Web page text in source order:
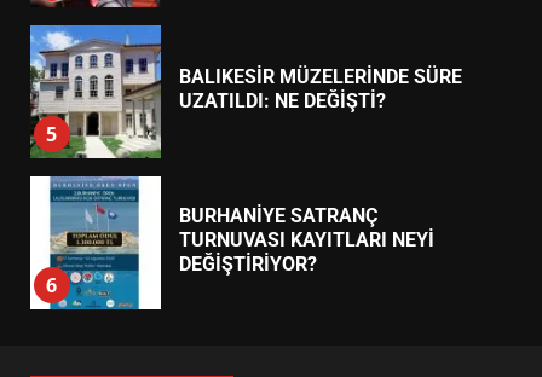
5
BALIKESİR MÜZELERİNDE SÜRE
UZATILDI: NE DEĞİŞTİ?
6
BURHANİYE SATRANÇ
TURNUVASI KAYITLARI NEYİ
DEĞİŞTİRİYOR?